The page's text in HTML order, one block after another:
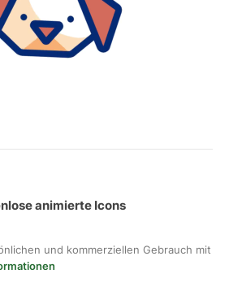
animierte Icons
und kommerziellen Gebrauch mit